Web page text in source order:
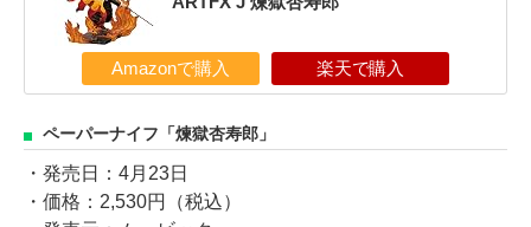
Amazonで購入 楽天で購入
ペーパーナイフ「煉獄杏寿郎」
・発売日：4月23日
・価格：2,530円（税込）